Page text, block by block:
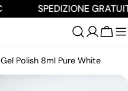
SPEDIZIONE
Gel Polish 8ml Pure White